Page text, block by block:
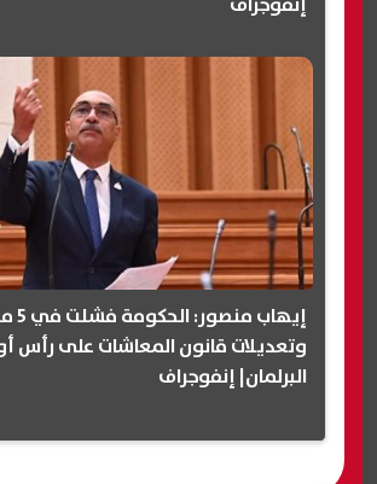
وتعديلات قانون المعاشات على رأس
البرلمان| إنفوجراف